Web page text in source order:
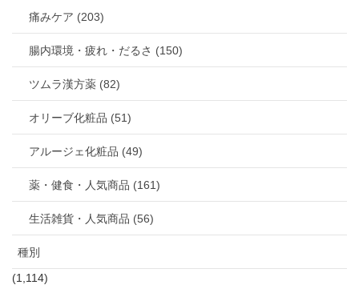
痛みケア (203)
腸内環境・疲れ・だるさ (150)
ツムラ漢方薬 (82)
オリーブ化粧品 (51)
アルージェ化粧品 (49)
薬・健食・人気商品 (161)
生活雑貨・人気商品 (56)
種別
(1,114)